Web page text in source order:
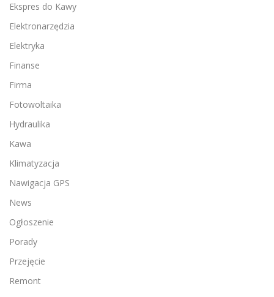
Ekspres do Kawy
Elektronarzędzia
Elektryka
Finanse
Firma
Fotowoltaika
Hydraulika
Kawa
Klimatyzacja
Nawigacja GPS
News
Ogłoszenie
Porady
Przejęcie
Remont